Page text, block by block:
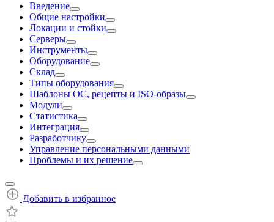
Введение
Общие настройки
Локации и стойки
Серверы
Инструменты
Оборудование
Склад
Типы оборудования
Шаблоны ОС, рецепты и ISO-образы
Модули
Статистика
Интеграция
Разработчику
Управление персональными данными
Проблемы и их решение
Добавить в избранное